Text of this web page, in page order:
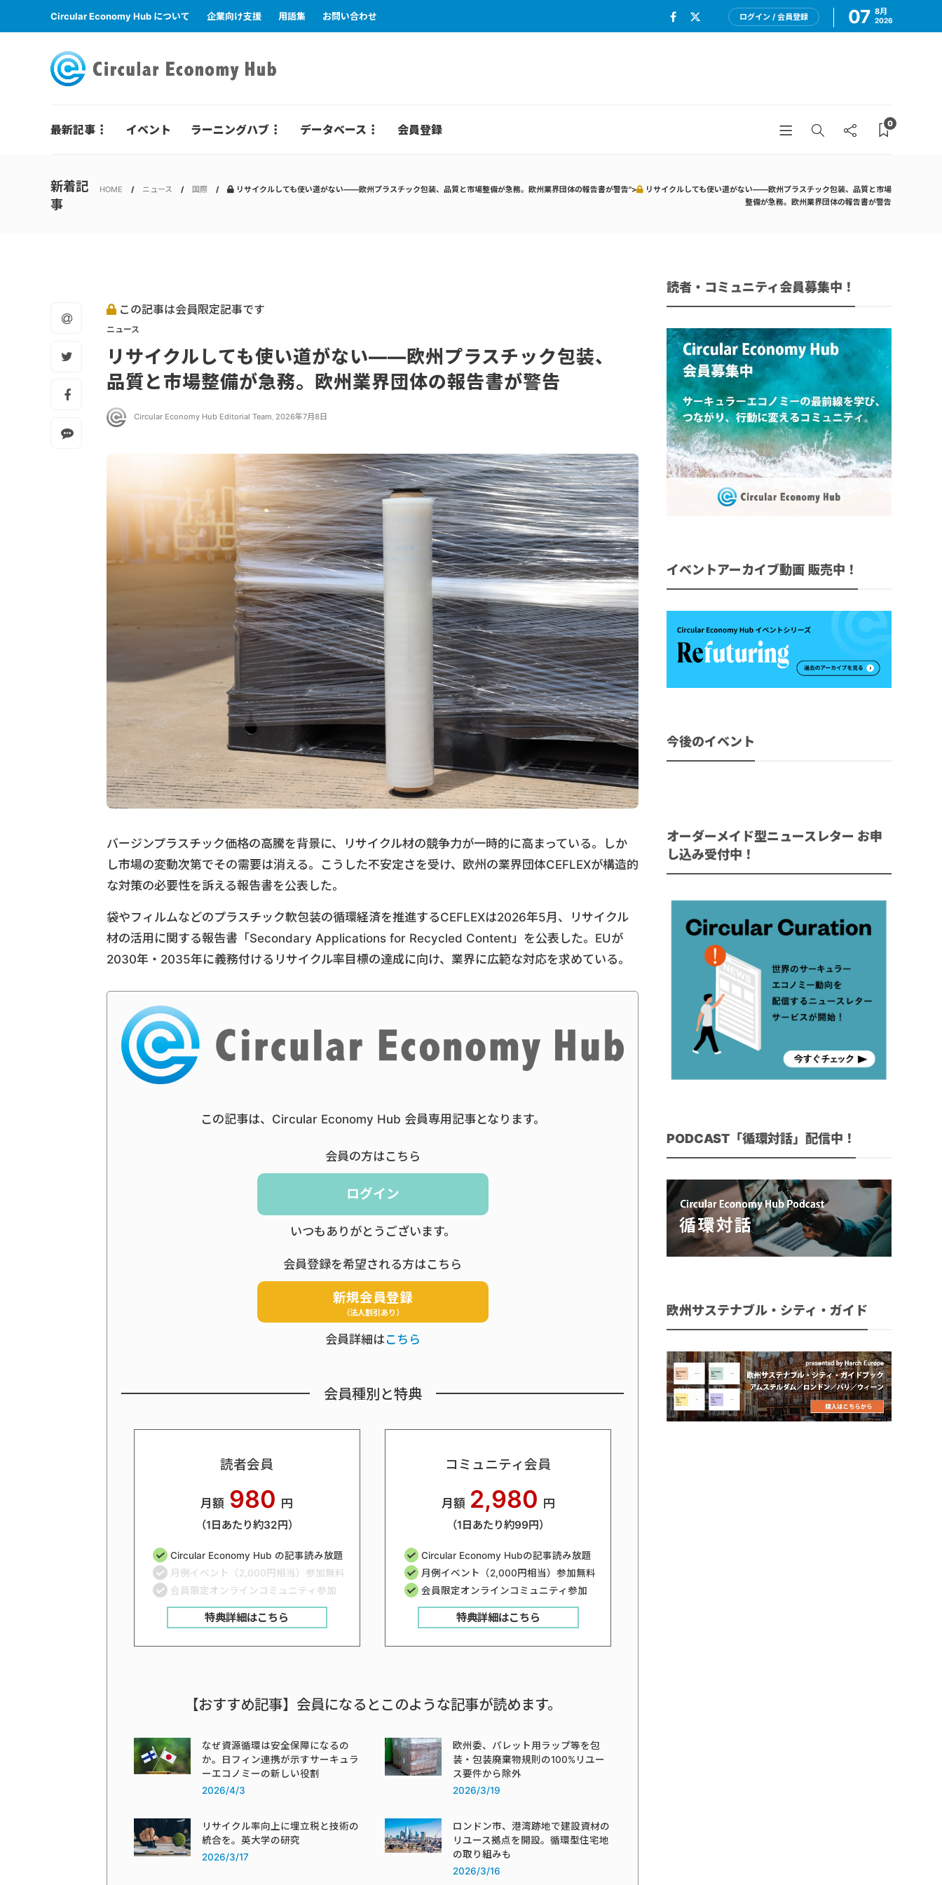
Circular Economy Hub について 企業向け支援 用語集 お問い合わせ ログイン / 会員登録 07 8月
2026
最新記事 イベント ラーニングハブ データベース 会員登録 0
新着記
事
HOME ニュース 国際 リサイクルしても使い道がない——欧州プラスチック包装、品質と市場整備が急務。欧州業界団体の報告書が警告">
リサイクルしても使い道がない——欧州プラスチック包装、品質と市場
整備が急務。欧州業界団体の報告書が警告
この記事は会員限定記事です
ニュース
リサイクルしても使い道がない——欧州プラスチック包装、
品質と市場整備が急務。欧州業界団体の報告書が警告
Circular Economy Hub Editorial Team, 2026年7月8日
バージンプラスチック価格の高騰を背景に、リサイクル材の競争力が一時的に高まっている。しか
し市場の変動次第でその需要は消える。こうした不安定さを受け、欧州の業界団体CEFLEXが構造的
な対策の必要性を訴える報告書を公表した。
袋やフィルムなどのプラスチック軟包装の循環経済を推進するCEFLEXは2026年5月、リサイクル
材の活用に関する報告書「Secondary Applications for Recycled Content」を公表した。EUが
2030年・2035年に義務付けるリサイクル率目標の達成に向け、業界に広範な対応を求めている。
この記事は、Circular Economy Hub 会員専用記事となります。
会員の方はこちら
ログイン
いつもありがとうございます。
会員登録を希望される方はこちら
新規会員登録
（法人割引あり）
会員詳細はこちら
会員種別と特典
読者会員
月額 980 円
（1日あたり約32円）
Circular Economy Hub の記事読み放題
月例イベント（2,000円相当）参加無料
会員限定オンラインコミュニティ参加
特典詳細はこちら
コミュニティ会員
月額 2,980 円
（1日あたり約99円）
Circular Economy Hubの記事読み放題
月例イベント（2,000円相当）参加無料
会員限定オンラインコミュニティ参加
特典詳細はこちら
【おすすめ記事】会員になるとこのような記事が読めます。
なぜ資源循環は安全保障になるの
か。日フィン連携が示すサーキュラ
ーエコノミーの新しい役割
2026/4/3
欧州委、パレット用ラップ等を包
装・包装廃棄物規則の100%リユー
ス要件から除外
2026/3/19
リサイクル率向上に埋立税と技術の
統合を。英大学の研究
2026/3/17
ロンドン市、港湾跡地で建設資材の
リユース拠点を開設。循環型住宅地
の取り組みも
2026/3/16
読者・コミュニティ会員募集中！
イベントアーカイブ動画 販売中！
今後のイベント
オーダーメイド型ニュースレター お申
し込み受付中！
PODCAST「循環対話」配信中！
欧州サステナブル・シティ・ガイド